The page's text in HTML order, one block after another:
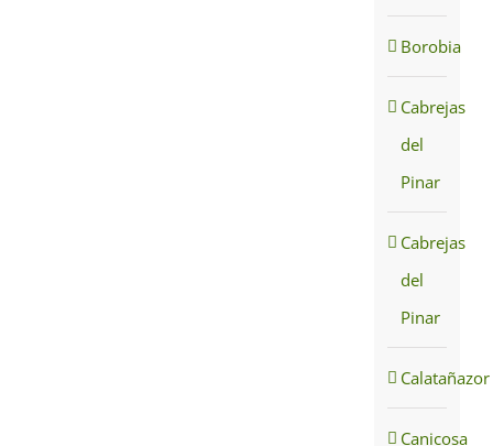
Borobia
Cabrejas
del
Pinar
Cabrejas
del
Pinar
Calatañazor
Canicosa